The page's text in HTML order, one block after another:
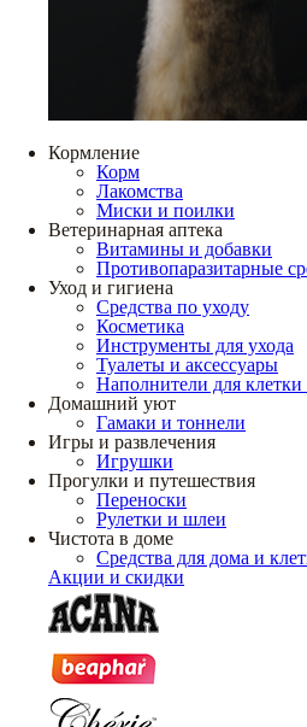
Кормление
Корм
Лакомства
Миски и поилки
Ветеринарная аптека
Витамины и добавки
Противопаразитарные
Уход и гигиена
Средства по уходу
Косметика
Инструменты для ухода
Туалеты и аксессуары
Наполнители для клетки
Домашний уют
Гамаки и тоннели
Игры и развлечения
Игрушки
Прогулки и путешествия
Переноски
Рулетки и шлеи
Чистота в доме
Средства для дома и
Акции и скидки